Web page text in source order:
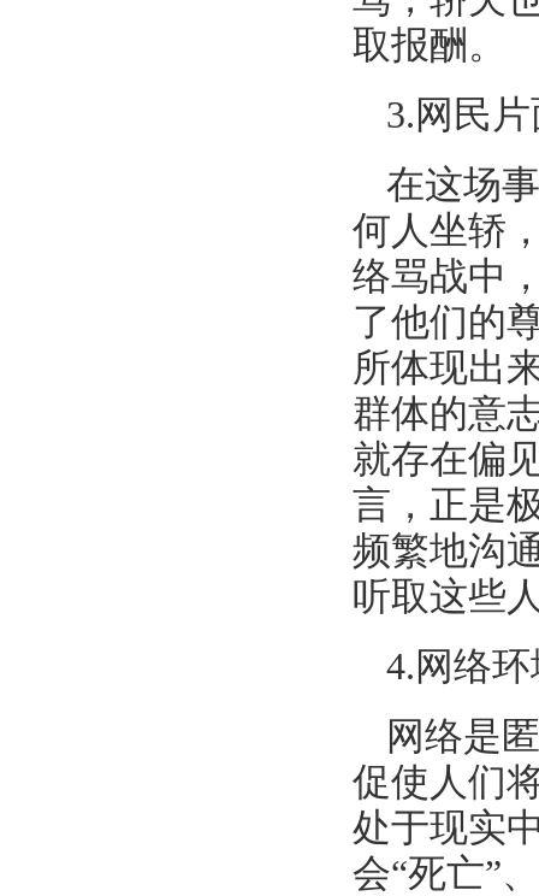
取报酬。
3.网民
在这场
何人坐轿
络骂战中
了他们的
所体现出
群体的意
就存在偏
言，正是
频繁地沟
听取这些
4.网络
网络是
促使人们
处于现实
会“死亡”